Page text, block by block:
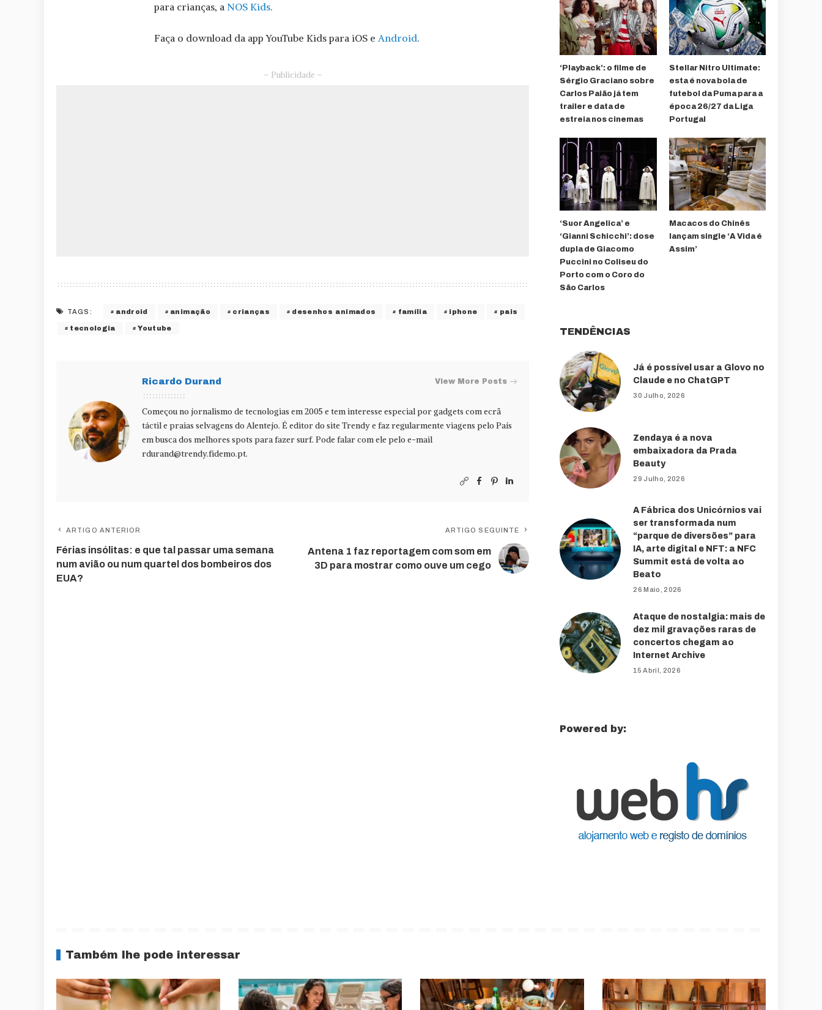
para crianças, a NOS Kids.
Faça o download da app YouTube Kids para iOS e Android.
– Publicidade –
TAGS: android animação crianças desenhos animados família iphone pais
tecnologia Youtube
Ricardo Durand View More Posts
Começou no jornalismo de tecnologias em 2005 e tem interesse especial por gadgets com ecrã
táctil e praias selvagens do Alentejo. É editor do site Trendy e faz regularmente viagens pelo País
em busca dos melhores spots para fazer surf. Pode falar com ele pelo e-mail
rdurand@trendy.fidemo.pt.
ARTIGO ANTERIOR
Férias insólitas: e que tal passar uma semana
num avião ou num quartel dos bombeiros dos
EUA?
ARTIGO SEGUINTE
Antena 1 faz reportagem com som em
3D para mostrar como ouve um cego
‘Playback’: o filme de
Sérgio Graciano sobre
Carlos Paião já tem
trailer e data de
estreia nos cinemas
Stellar Nitro Ultimate:
esta é nova bola de
futebol da Puma para a
época 26/27 da Liga
Portugal
‘Suor Angelica’ e
‘Gianni Schicchi’: dose
dupla de Giacomo
Puccini no Coliseu do
Porto com o Coro do
São Carlos
Macacos do Chinês
lançam single ‘A Vida é
Assim’
TENDÊNCIAS
Já é possível usar a Glovo no
Claude e no ChatGPT
30 Julho, 2026
Zendaya é a nova
embaixadora da Prada
Beauty
29 Julho, 2026
A Fábrica dos Unicórnios vai
ser transformada num
“parque de diversões” para
IA, arte digital e NFT: a NFC
Summit está de volta ao
Beato
26 Maio, 2026
Ataque de nostalgia: mais de
dez mil gravações raras de
concertos chegam ao
Internet Archive
15 Abril, 2026
Powered by:
Também lhe pode interessar